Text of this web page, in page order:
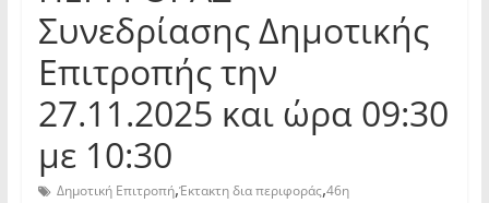
Συνεδρίασης Δημοτικής
Επιτροπής την
27.11.2025 και ώρα 09:30
με 10:30
Δημοτική Επιτροπή,Έκτακτη δια περιφοράς,46η